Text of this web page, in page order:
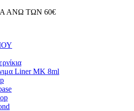
ΑΝΩ ΤΩΝ 60€
Liner ΜΚ 8ml